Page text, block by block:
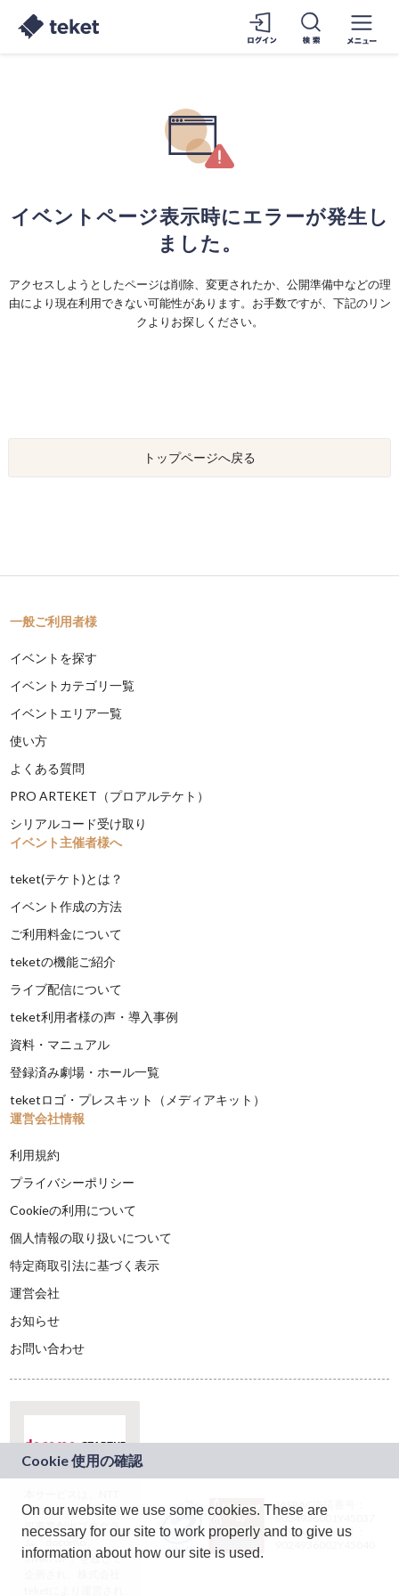
イベントページ表示時にエラーが発生し
ました。
アクセスしようとしたページは削除、変更されたか、公開準備中などの理
由により現在利用できない可能性があります。お手数ですが、下記のリン
クよりお探しください。
トップページへ戻る
一般ご利用者様
イベントを探す
イベントカテゴリ一覧
イベントエリア一覧
使い方
よくある質問
PRO ARTEKET（プロアルテケト）
シリアルコード受け取り
イベント主催者様へ
teket(テケト)とは？
イベント作成の方法
ご利用料金について
teketの機能ご紹介
ライブ配信について
teket利用者様の声・導入事例
資料・マニュアル
登録済み劇場・ホール一覧
teketロゴ・プレスキット（メディアキット）
運営会社情報
利用規約
プライバシーポリシー
Cookieの利用について
個人情報の取り扱いについて
特定商取引法に基づく表示
運営会社
お知らせ
お問い合わせ
ドコモグループの新
規事業創出プログラ
ム「docomo
STARTUP」を通じて
JASRAC許諾番号：
9024936001Y45037
JASRAC許諾番号：
On our website we use some cookies. These are
necessary for our site to work properly and to give us
information about how our site is used.